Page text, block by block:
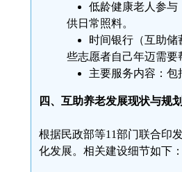
低龄健康老人参与
供日常照料。
时间银行（互助储
些志愿者自己年迈需
主要服务内容：
四、互助养老发展现状与规
根据民政部等11部门联合印
化发展。相关建设细节如下